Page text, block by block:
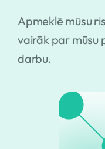
Apmeklē mūsu
vairāk par mūsu
darbu.